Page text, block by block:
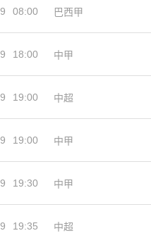
08:00 巴西甲
18:00 中甲
19:00 中超
19:00 中甲
19:30 中甲
19:35 中超